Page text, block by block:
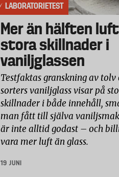
LABORATORIETEST
Mer än hälften
stora skillnader i
vaniljglassen
Testfaktas granskning av tolv
sorters vaniljglass visar på
skillnader i både innehåll,
man fått till själva
är inte alltid godast – och
vara mer luft än glass.
19 JUNI